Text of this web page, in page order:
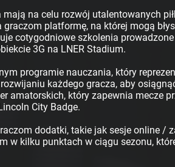
na celu rozwój utalentowanych
platformę, na której mogą
cotygodniowe szkolenia
3G na LNER Stadium.
programie nauczania, który
każdego gracza, aby
amatorskich, który zapewnia mecze
City Badge.
dodatki, takie jak sesje online /
w kilku punktach w ciągu sezonu,